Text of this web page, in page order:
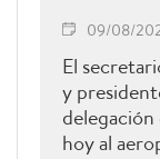
09/08/
El
y
hoy al